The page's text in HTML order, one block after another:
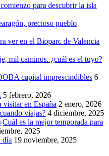
para descubrir la isla
precioso pueblo
ver en el Bioparc de Valencia
mil caminos. ¿cuál es el tuyo?
capital imprescindibles 6
5 febrero, 2026
visitar en España 2 enero, 2026
viajas? 4 diciembre, 2025
es la mejor temporada para
2025
día 19 noviembre, 2025